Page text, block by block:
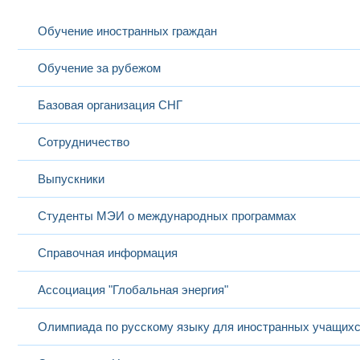
Обучение иностранных граждан
Обучение за рубежом
Базовая организация СНГ
Сотрудничество
Выпускники
Студенты МЭИ о международных программах
Справочная информация
Ассоциация "Глобальная энергия"
Олимпиада по русскому языку для иностранных